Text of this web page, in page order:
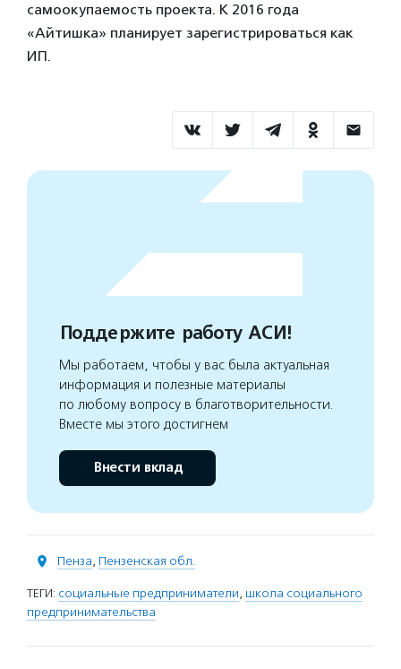
самоокупаемость проекта. К 2016 года
«Айтишка» планирует зарегистрироваться как
ИП.
Поддержите работу АСИ!
Мы работаем, чтобы у вас была актуальная
информация и полезные материалы
по любому вопросу в благотворительности.
Вместе мы этого достигнем
Внести вклад
Пенза, Пензенская обл.
ТЕГИ: социальные предприниматели, школа социального
предпринимательства